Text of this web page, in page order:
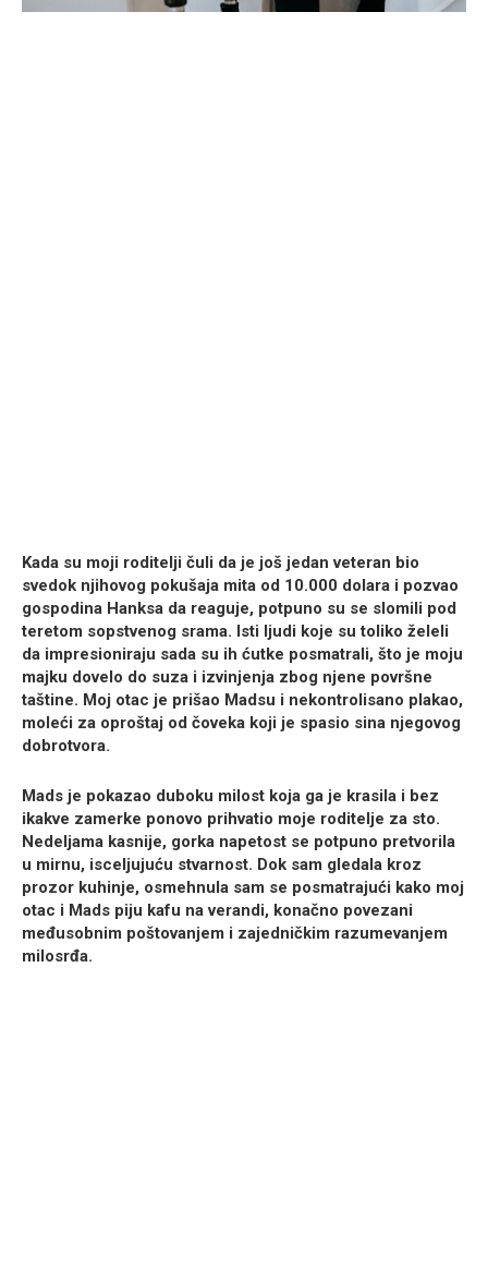
Kada su moji roditelji čuli da je još jedan veteran bio
svedok njihovog pokušaja mita od 10.000 dolara i pozvao
gospodina Hanksa da reaguje, potpuno su se slomili pod
teretom sopstvenog srama. Isti ljudi koje su toliko želeli
da impresioniraju sada su ih ćutke posmatrali, što je moju
majku dovelo do suza i izvinjenja zbog njene površne
taštine. Moj otac je prišao Madsu i nekontrolisano plakao,
moleći za oproštaj od čoveka koji je spasio sina njegovog
dobrotvora.
Mads je pokazao duboku milost koja ga je krasila i bez
ikakve zamerke ponovo prihvatio moje roditelje za sto.
Nedeljama kasnije, gorka napetost se potpuno pretvorila
u mirnu, isceljujuću stvarnost. Dok sam gledala kroz
prozor kuhinje, osmehnula sam se posmatrajući kako moj
otac i Mads piju kafu na verandi, konačno povezani
međusobnim poštovanjem i zajedničkim razumevanjem
milosrđa.